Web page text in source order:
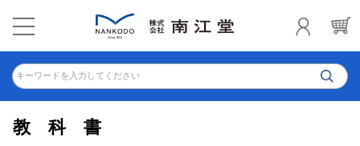
キーワードを入力してください
教科書